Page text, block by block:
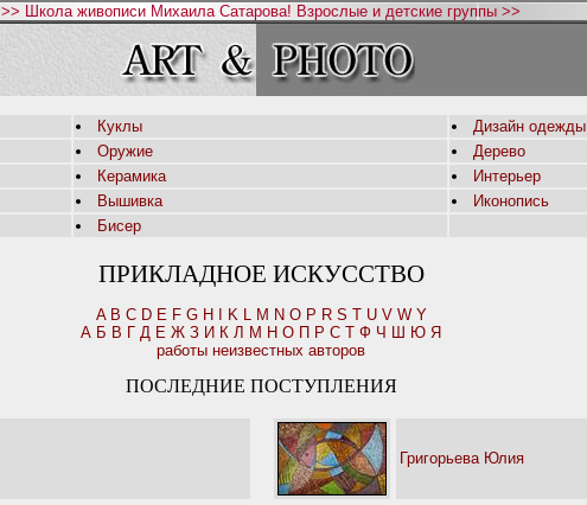
>> Школа живописи Михаила Сатарова! Взрослые и детские группы >>
Куклы
Дизайн одежды
Оружие
Дерево
Керамика
Интерьер
Вышивка
Иконопись
Бисер
ПРИКЛАДНОЕ ИСКУССТВО
A B C D E F G H K L M N O P R S T U V W Y
А Б В Г Д Е Ж З И К Л М Н О П Р С Т Ф Ч Ш Ю Я
работы неизвестных авторов
ПОСЛЕДНИЕ ПОСТУПЛЕНИЯ
Григорьева Юлия